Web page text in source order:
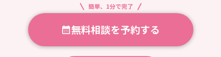
簡単、1分で完了
無料相談を予約する